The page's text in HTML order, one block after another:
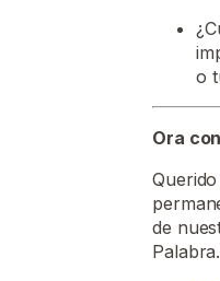
o
Ora
de
Palabra.